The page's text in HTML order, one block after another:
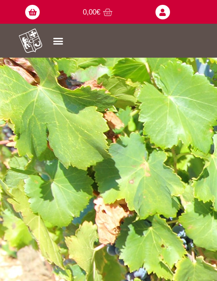
0,00€